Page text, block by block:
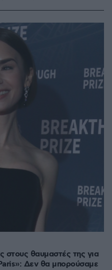
στους θαυμαστές της για
Δεν θα μπορούσαμε